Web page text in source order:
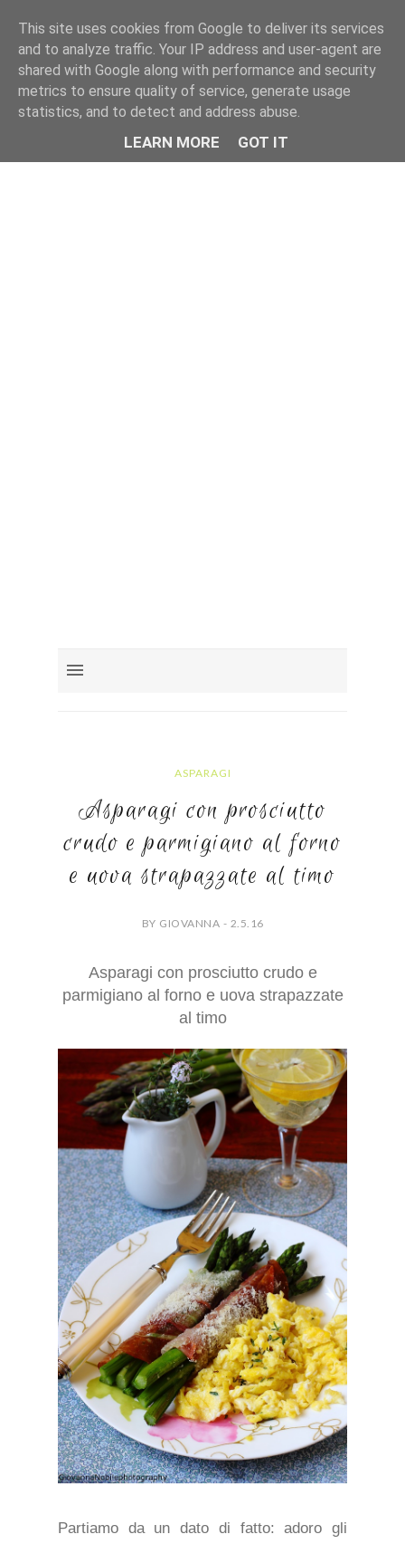
ASPARAGI
Asparagi con prosciutto
crudo e parmigiano al forno
e uova strapazzate al timo
BY GIOVANNA - 2.5.16
Asparagi con prosciutto crudo e
parmigiano al forno e uova strapazzate
al timo
Partiamo da un dato di fatto: adoro gli
This site uses cookies from Google to deliver its services
and to analyze traffic. Your IP address and user-agent are
shared with Google along with performance and security
metrics to ensure quality of service, generate usage
statistics, and to detect and address abuse.
LEARN MORE GOT IT